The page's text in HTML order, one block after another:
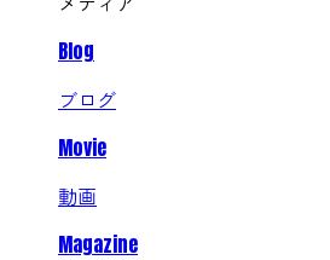
Blog
ブログ
Movie
動画
Magazine